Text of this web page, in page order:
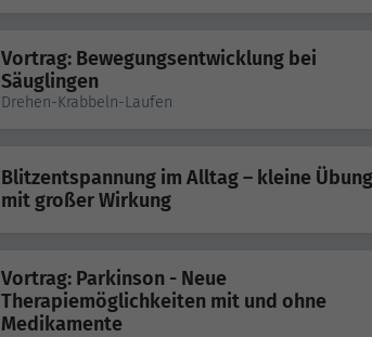
Vortrag: Bewegungsentwicklung bei
Säuglingen
Drehen-Krabbeln-Laufen
Blitzentspannung im Alltag – kleine
mit großer Wirkung
Vortrag: Parkinson - Neue
Therapiemöglichkeiten mit und ohne
Medikamente